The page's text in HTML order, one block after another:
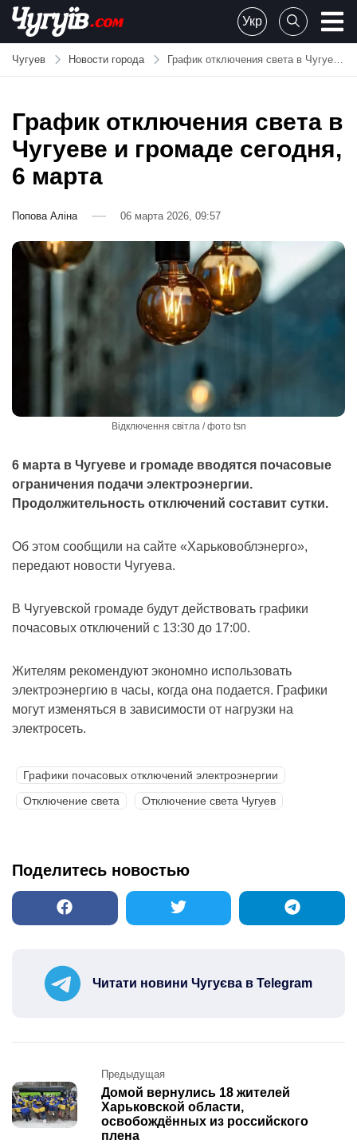
Skip
content
Chuguiv
Укр
Чугуев Новости города График отключения света в Чугуеве и громаде сегодня, 6 марта
График отключения света в
Чугуеве и громаде сегодня,
6 марта
Попова Аліна 06 марта 2026, 09:57
Відключення світла / фото tsn
6 марта в Чугуеве и громаде вводятся почасовые
ограничения подачи электроэнергии.
Продолжительность отключений составит сутки.
Об этом сообщили на сайте «Харьковоблэнерго»,
передают новости Чугуева.
В Чугуевской громаде будут действовать графики
почасовых отключений с 13:30 до 17:00.
Жителям рекомендуют экономно использовать
электроэнергию в часы, когда она подается. Графики
могут изменяться в зависимости от нагрузки на
электросеть.
Графики почасовых отключений электроэнергии
Отключение света
Отключение света Чугуев
Поделитесь новостью
Читати новини Чугуєва в Telegram
navigation
Предыдущая
Домой вернулись 18 жителей
Харьковской области,
освобождённых из российского
плена